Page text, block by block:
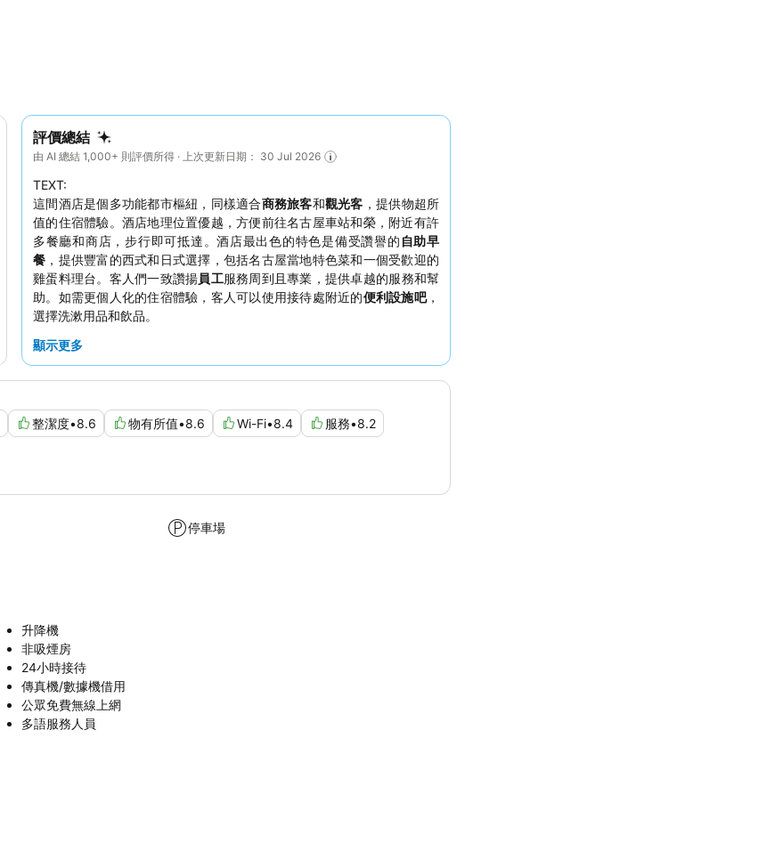
評價總結
由 AI 總結 1,000+ 則評價所得 · 上次更新日期： 30 Jul 2026
TEXT:
這間酒店是個多功能都市樞紐，同樣適合商務旅客和觀光客 ，提供物超所
值的住宿體驗。酒店地理位置優越，方便前往名古屋車站和榮，附近有許
多餐廳和商店，步行即可抵達。酒店最出色的特色是備受讚譽的 自助早
餐 ，提供豐富的西式和日式選擇，包括名古屋當地特色菜和一個受歡迎的
雞蛋料理台。客人們一致讚揚員工服務周到且專業，提供卓越的服務和幫
助。如需更個人化的住宿體驗，客人可以使用接待處附近的便利設施吧，
選擇洗漱用品和飲品。
顯示更多
整潔度•8.6 物有所值•8.6 Wi-Fi•8.4 服務•8.2
停車場
升降機
非吸煙房
24小時接待
傳真機/數據機借用
公眾免費無線上網
多語服務人員